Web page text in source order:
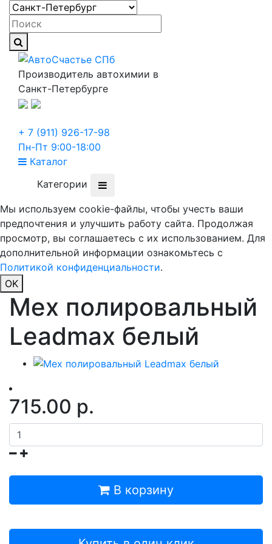
Производитель автохимии в
Санкт-Петербурге
+ 7 (911) 926-17-98
Пн-Пт 9:00-18:00
Каталог
Категории
Мы используем cookie-файлы, чтобы учесть ваши
предпочтения и улучшить работу сайта. Продолжая
просмотр, вы соглашаетесь с их использованием. Для
дополнительной информации ознакомьтесь с
Политикой конфиденциальности.
OK
Мех полировальный
Leadmax белый
715.00 р.
В корзину